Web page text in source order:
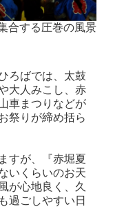
合する圧巻の風景
ろばでは、太鼓
大人みこし、赤
車まつりなどが
祭りが締め括ら
すが、『赤堀夏
いくらいのお天
が心地良く、久
過ごしやすい日